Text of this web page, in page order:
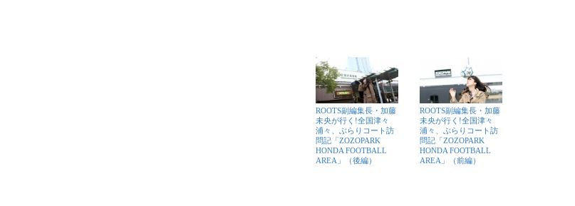
ROOTS副編集長・加藤
未央が行く!全国津々
浦々、ぶらりコート訪
問記「ZOZOPARK
HONDA FOOTBALL
AREA」（後編）
ROOTS副編集長・加藤
未央が行く!全国津々
浦々、ぶらりコート訪
問記「ZOZOPARK
HONDA FOOTBALL
AREA」（前編）